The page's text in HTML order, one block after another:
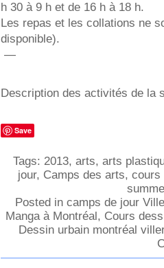
h 30 à 9 h et de 16 h à 18 h.
Les repas et les collations ne
disponible).
—
Description des activités de la
Save
Tags: 2013, arts, arts
jour, Camps des arts, cours
Posted in camps de jour
Manga à Montréal, Cours
Dessin urbain montréal